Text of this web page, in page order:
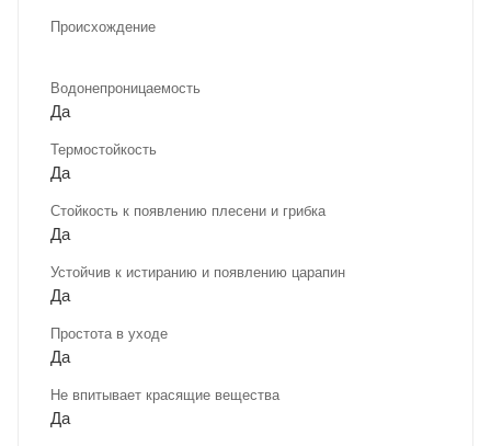
Происхождение
Водонепроницаемость
Да
Термостойкость
Да
Стойкость к появлению плесени и грибка
Да
Устойчив к истиранию и появлению царапин
Да
Простота в уходе
Да
Не впитывает красящие вещества
Да